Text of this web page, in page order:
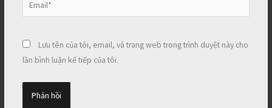
Lưu tên của tôi, email, và trang web trong trình duyệt này cho
lần bình luận kế tiếp của tôi.